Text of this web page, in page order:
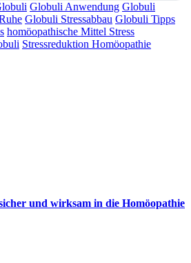
Globuli Anwendung Globuli
Globuli Stressabbau Globuli Tipps
homöopathische Mittel Stress
Stressreduktion Homöopathie
und wirksam in die Homöopathie